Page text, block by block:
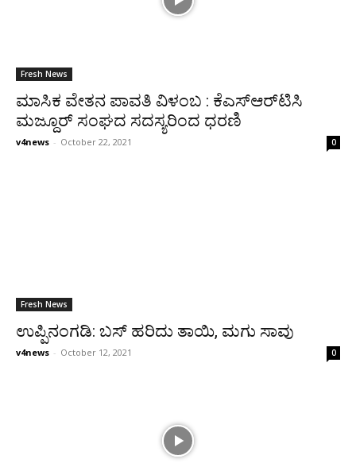
Fresh News
ಮಾಸಿಕ ವೇತನ ಪಾವತಿ ವಿಳಂಬ : ಕೆಎಸ್‌ಆರ್‌ಟಿಸಿ
ಮಜ್ದೂರ್ ಸಂಘದ ಸದಸ್ಯರಿಂದ ಧರಣಿ
v4news - October 22, 2021 0
Fresh News
ಉಪ್ಪಿನಂಗಡಿ: ಬಸ್ ಹರಿದು ತಾಯಿ, ಮಗು ಸಾವು
v4news - October 12, 2021 0